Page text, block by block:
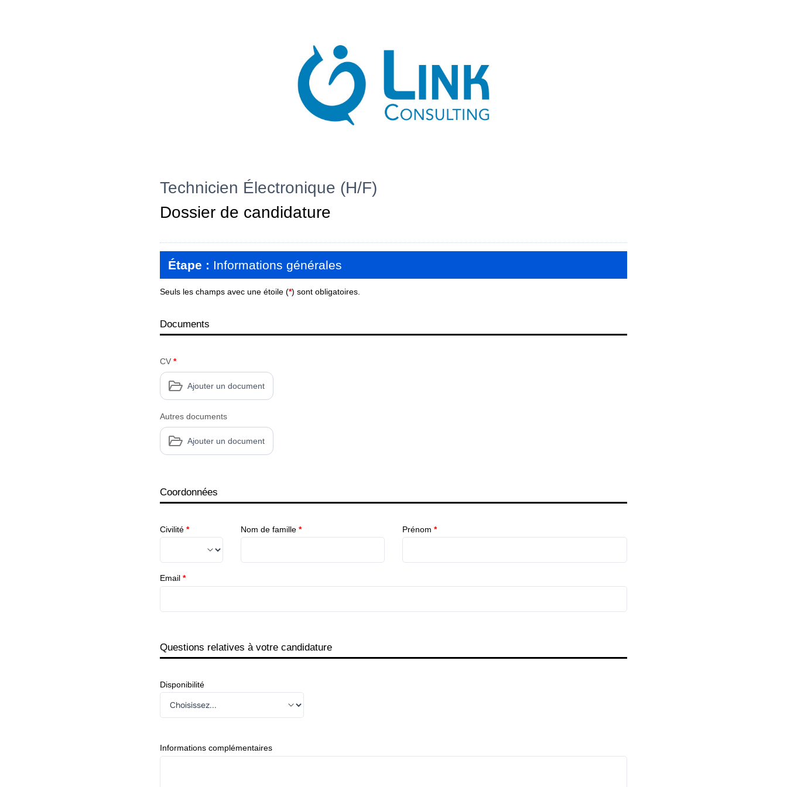
Technicien Électronique (H/F)
Dossier de candidature
Étape : Informations générales
Seuls les champs avec une étoile (*) sont obligatoires.
Documents
CV *
Ajouter un document
Autres documents
Ajouter un document
Coordonnées
Civilité * Nom de famille * Prénom *
Email *
Questions relatives à votre candidature
Disponibilité
Informations complémentaires